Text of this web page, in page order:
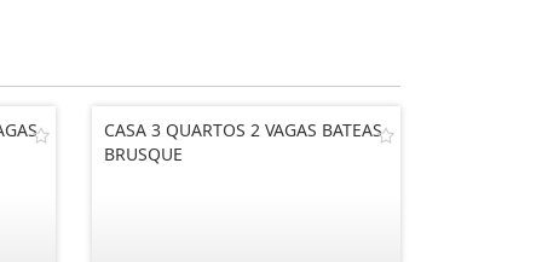
CASA 3 QUARTOS 2 VAGAS BATEAS
BRUSQUE